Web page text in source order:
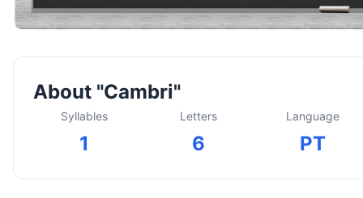
About "Cambri"
Syllables
1
Letters
6
Language
PT